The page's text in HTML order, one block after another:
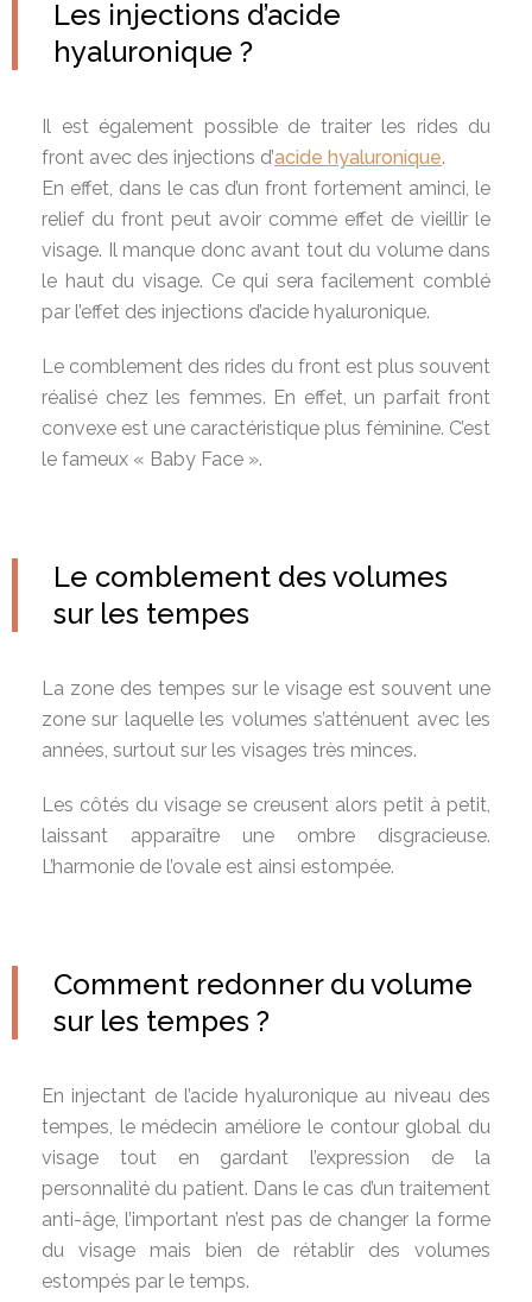
Les injections d’acide
hyaluronique ?
Il est également possible de traiter les rides du
front avec des injections d’acide hyaluronique.
En effet, dans le cas d’un front fortement aminci, le
relief du front peut avoir comme effet de vieillir le
visage. Il manque donc avant tout du volume dans
le haut du visage. Ce qui sera facilement comblé
par l’effet des injections d’acide hyaluronique.
Le comblement des rides du front est plus souvent
réalisé chez les femmes. En effet, un parfait front
convexe est une caractéristique plus féminine. C’est
le fameux « Baby Face ».
Le comblement des volumes
sur les tempes
La zone des tempes sur le visage est souvent une
zone sur laquelle les volumes s’atténuent avec les
années, surtout sur les visages très minces.
Les côtés du visage se creusent alors petit à petit,
laissant apparaître une ombre disgracieuse.
L’harmonie de l’ovale est ainsi estompée.
Comment redonner du volume
sur les tempes ?
En injectant de l’acide hyaluronique au niveau des
tempes, le médecin améliore le contour global du
visage tout en gardant l’expression de la
personnalité du patient. Dans le cas d’un traitement
anti-âge, l’important n’est pas de changer la forme
du visage mais bien de rétablir des volumes
estompés par le temps.